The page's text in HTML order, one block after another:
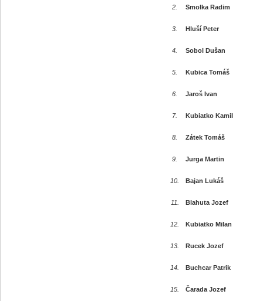
2. Smolka Radim
3. Hluší Peter
4. Sobol Dušan
5. Kubica Tomáš
6. Jaroš Ivan
7. Kubiatko Kamil
8. Zátek Tomáš
9. Jurga Martin
10. Bajan Lukáš
11. Blahuta Jozef
12. Kubiatko Milan
13. Rucek Jozef
14. Buchcar Patrik
15. Čarada Jozef